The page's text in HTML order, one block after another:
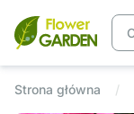
Strona główna